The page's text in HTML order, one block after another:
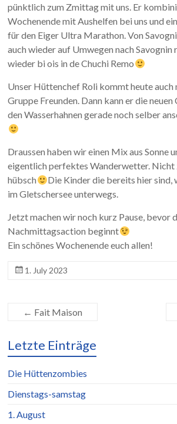
pünktlich zum Zmittag mit uns. Er
Wochenende mit Aushelfen bei uns und
für den Eiger Ultra Marathon. Von
auch wieder auf Umwegen nach
wieder bi ois in de Chuchi Remo
Unser Hüttenchef Roli kommt heute auch
Gruppe Freunden. Dann kann er die
den Wasserhahnen gerade noch selber
Draussen haben wir einen Mix aus Sonne
eigentlich perfektes Wanderwetter. Nicht
hübsch
Die Kinder die bereits hier sind,
im Gletschersee unterwegs.
Jetzt machen wir noch kurz Pause, bevor
Nachmittagsaction beginnt
Ein schönes Wochenende euch allen!
1. July 2023
← Fait Maison
Letzte Einträge
Die Hüttenzombies
Dienstags-samstag
1. August